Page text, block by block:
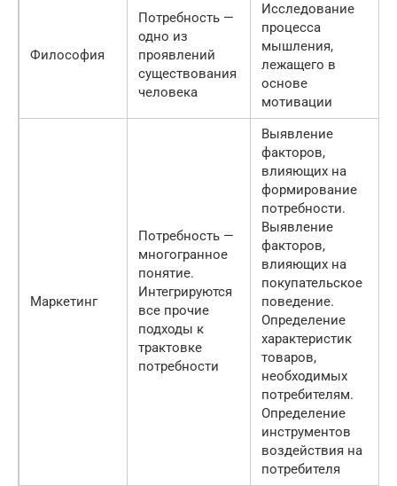
Философия
Потребность —
одно из
проявлений
существования
человека
Исследование
процесса
мышления,
лежащего в
основе
мотивации
Маркетинг
Потребность —
многогранное
понятие.
Интегрируются
все прочие
подходы к
трактовке
потребности
Выявление
факторов,
влияющих на
формирование
потребности.
Выявление
факторов,
влияющих на
покупательское
поведение.
Определение
характеристик
товаров,
необходимых
потребителям.
Определение
инструментов
воздействия на
потребителя